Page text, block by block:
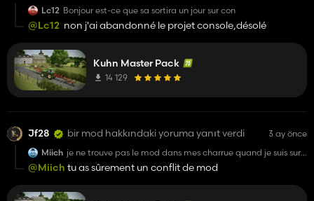
Lc12 Bonjour est-ce que sa sortira un jour sur con
@Lc12 non j'ai abandonné le projet console,désolé
Kuhn Master Pack
14 129
Jf28 bir mod hakkındaki yoruma yanıt verdi
3 ay önce
Miich je ne trouve pas le mod dans mes charrue quand je suis sur
le jeu j'ai bien le mod j'ai verifier je ne peux voir aucune des
deux une solution ?
@Miich tu as sûrement un conflit de mod